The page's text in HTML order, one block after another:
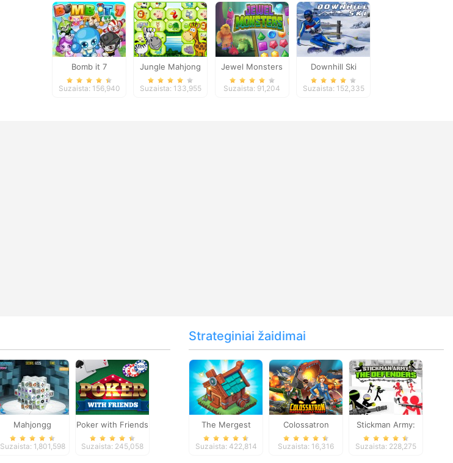
Bomb it 7
Suzaista: 156,940
Jungle Mahjong
Deluxe
Suzaista: 133,955
Jewel Monsters
Suzaista: 91,204
Downhill Ski
Suzaista: 152,335
Mahjongg
Dimensions
Suzaista: 1,801,598
Poker with Friends
Suzaista: 245,058
Strateginiai žaidimai
The Mergest
Kingdom
Suzaista: 422,814
Colossatron
Suzaista: 16,316
Stickman Army:
The Defenders
Suzaista: 228,275